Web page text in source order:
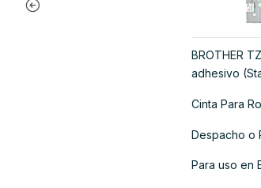
BROTHER
adhesivo
Cinta Para
Despacho o
Para uso en